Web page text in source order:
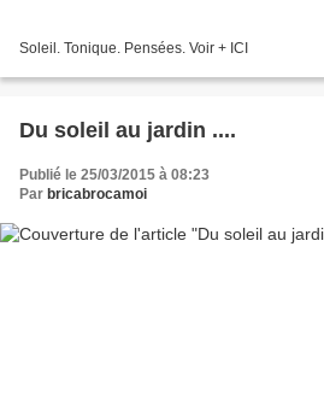
Soleil. Tonique. Pensées. Voir + ICI
Du soleil au jardin ....
Publié le 25/03/2015 à 08:23
Par bricabrocamoi